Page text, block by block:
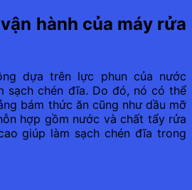
hành của máy rửa
dựa trên lực phun của nước
sạch chén đĩa. Do đó, nó có thể
bám thức ăn cũng như dầu mỡ
hợp gồm nước và chất tẩy rửa
giúp làm sạch chén đĩa trong